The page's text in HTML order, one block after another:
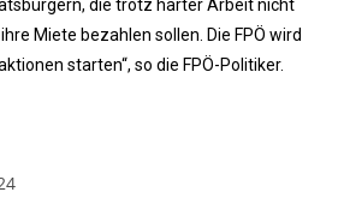
die trotz harter Arbeit nicht
Miete bezahlen sollen. Die FPÖ wird
starten“, so die FPÖ-Politiker.